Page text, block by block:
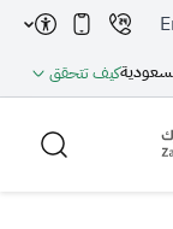
كيف تتحقق